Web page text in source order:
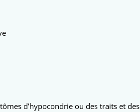
d’hypocondrie ou des traits et